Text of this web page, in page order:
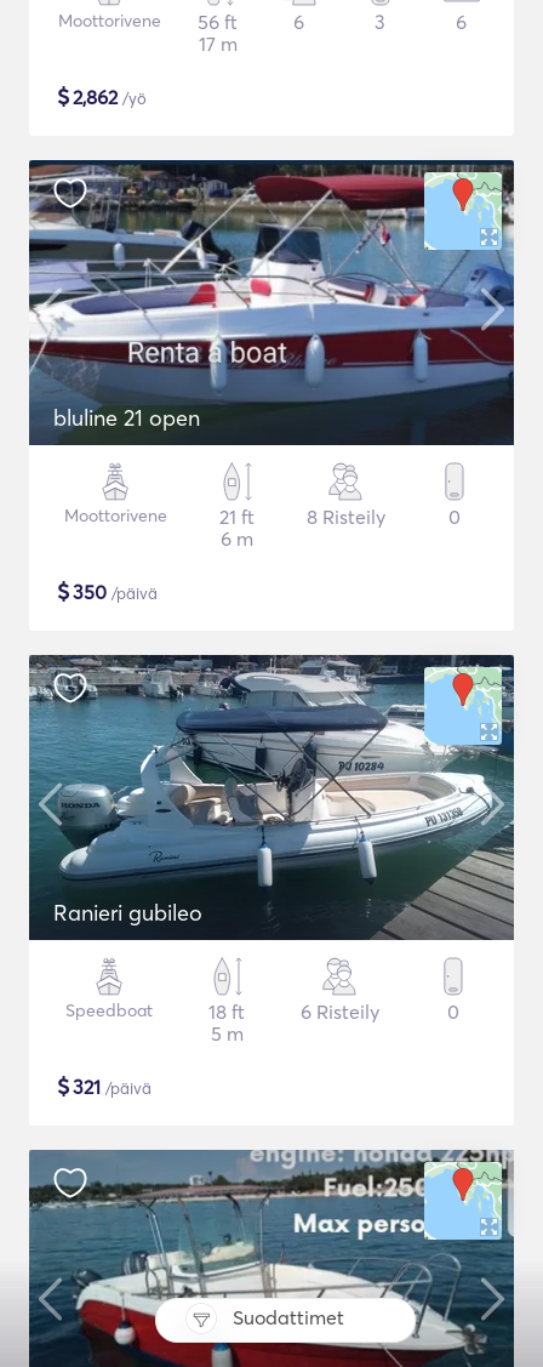
Suodattimet
Moottorivene
56 ft
17 m
6 3 6
$2,862/yö
bluline 21 open
Moottorivene
21 ft
6 m
8 Risteily 0
$350 /päivä
Ranieri gubileo
Speedboat
18 ft
5 m
6 Risteily 0
$321 /päivä